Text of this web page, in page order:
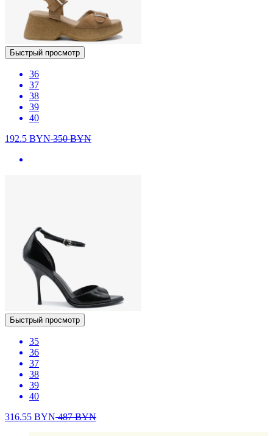
Быстрый просмотр
36
37
38
39
40
192.5 BYN350BYN
Быстрый просмотр
35
36
37
38
39
40
316.55 BYN487BYN